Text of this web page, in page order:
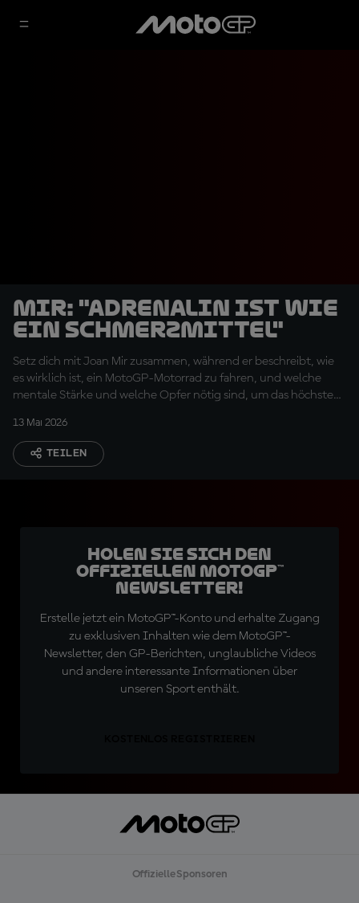
Mir: "Adrenalin ist wie
ein Schmerzmittel"
Setz dich mit Joan Mir zusammen, während er beschreibt, wie
es wirklich ist, ein MotoGP-Motorrad zu fahren, und welche
mentale Stärke und welche Opfer nötig sind, um das höchste
13 Mai 2026
TEILEN
Holen Sie sich den
offiziellen MotoGP™
Newsletter!
Erstelle jetzt ein MotoGP™-Konto und erhalte Zugang
zu exklusiven Inhalten wie dem MotoGP™-
Newsletter, den GP-Berichten, unglaubliche Videos
und andere interessante Informationen über
unseren Sport enthält.
Offizielle Sponsoren